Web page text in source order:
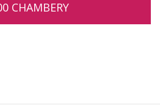
CHAMBERY